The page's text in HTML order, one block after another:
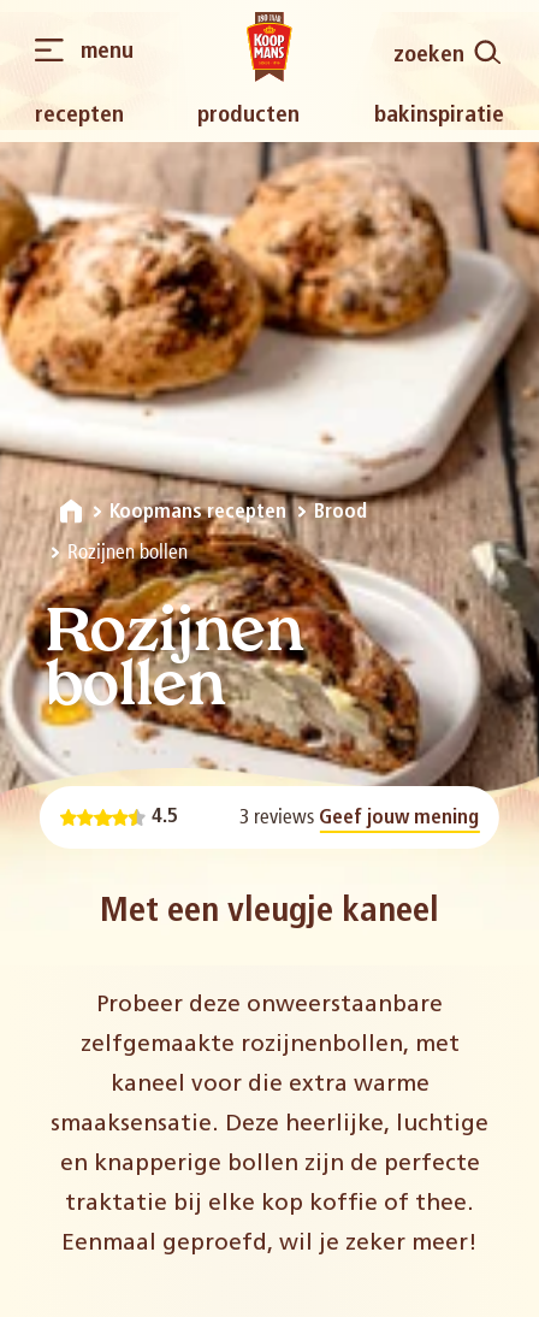
recepten producten bakinspiratie
zoeken
menu
Koopmans recepten Brood
Rozijnen bollen
Rozijnen
bollen
4.5 3 reviews Geef jouw mening
Met een vleugje kaneel
Probeer deze onweerstaanbare
zelfgemaakte rozijnenbollen, met
kaneel voor die extra warme
smaaksensatie. Deze heerlijke, luchtige
en knapperige bollen zijn de perfecte
traktatie bij elke kop koffie of thee.
Eenmaal geproefd, wil je zeker meer!